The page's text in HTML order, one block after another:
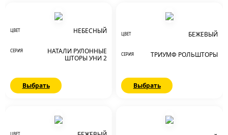
ЦВЕТ НЕБЕСНЫЙ
СЕРИЯ
НАТАЛИ РУЛОННЫЕ
ШТОРЫ УНИ 2
Выбрать
ЦВЕТ БЕЖЕВЫЙ
СЕРИЯ ТРИУМФ РОЛЬШТОРЫ
Выбрать
ЦВЕТ